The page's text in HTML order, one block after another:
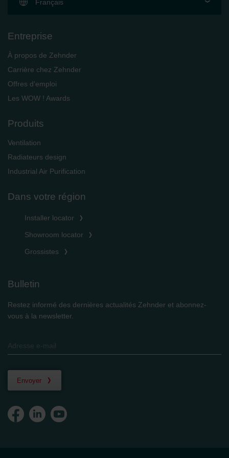
Zehnder Group İç Mekan İklimlendirme Sanayi ve Ticaret
Zehnder Group Sales International: Privacy Policy
Zehnder Polska Sp. z o.o.: Oświadczenie o ochronie
danych Zehnder
Zehnder Group UK Limited: Privacy Policy
Français
Entreprise
À propos de Zehnder
Carrière chez Zehnder
Offres d'emploi
Les WOW ! Awards
Produits
Ventilation
Radiateurs design
Industrial Air Purification
Dans votre région
Installer locator
Showroom locator
Grossistes
Bulletin
Restez informé des dernières actualités Zehnder et abonnez-
vous à la newsletter.
Envoyer